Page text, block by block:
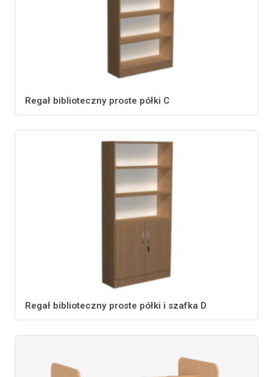
Regał biblioteczny proste półki C
Regał biblioteczny proste półki i szafka D